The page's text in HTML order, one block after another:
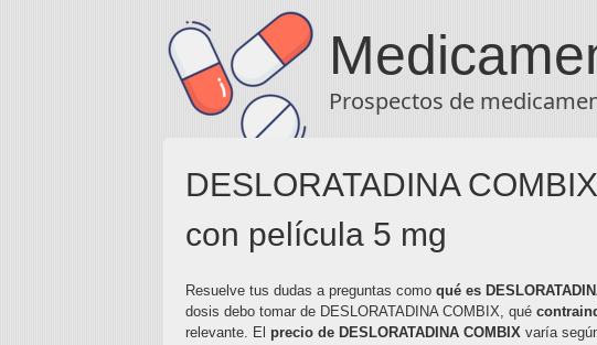
Prospectos de
DESLORATADINA
con película 5 mg
Resuelve tus dudas a preguntas como qué es
dosis debo tomar de DESLORATADINA COMBIX, qué
relevante. El precio de DESLORATADINA COMBIX varía